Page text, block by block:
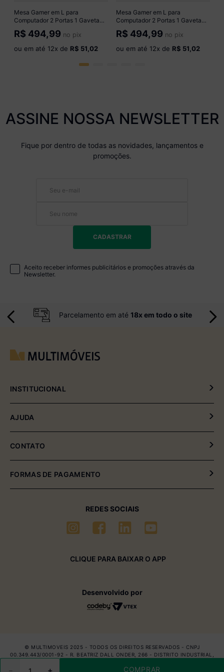
＋
－ COMPRAR
Mesa Gamer em L para
Computador 2 Portas 1 Gaveta
Strike Multimóveis MP6051 Preto
R$ 494,99 no pix
ou em até 12x de R$ 51,02
Mesa Gamer em L para
Computador 2 Portas 1 Gaveta
Strike Multimóveis MP6051
Madeirado/Branco
R$ 494,99 no pix
ou em até 12x de R$ 51,02
ASSINE NOSSA NEWSLETTER
Fique por dentro de todas as novidades, lançamentos e
promoções.
CADASTRAR
Aceito receber informes publicitários e promoções através da
Newsletter.
Parcelamento em até 18x em todo o site
INSTITUCIONAL
Política de Entrega e Devolução
AJUDA
Fale Conosco
CONTATO
(54) 2102-4000 (08:00hrs às 17:30hrs)
(54) 99611-6238 (seg à sexta-feira)
sac01@multimóveis.com
FORMAS DE PAGAMENTO
REDES SOCIAIS
CLIQUE PARA BAIXAR O APP
Desenvolvido por
© MULTIMOVEIS 2025 - TODOS OS DIREITOS RESERVADOS - CNPJ
00.349.443/0001-92 - R. BEATRIZ DALL ONDER, 266 - DISTRITO INDUSTRIAL,